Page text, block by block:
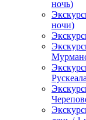
ночь)
ночи)